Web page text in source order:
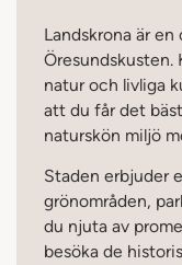
Landskrona är
Öresundskusten.
natur och livliga
att du får det
naturskön miljö
Staden erbjuder
grönområden,
du njuta av
besöka de